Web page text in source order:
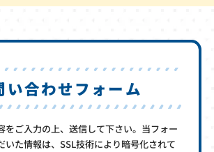
い合わせフォーム
をご入力の上、送信して下さい。当フォー
いた情報は、SSL技術により暗号化されて